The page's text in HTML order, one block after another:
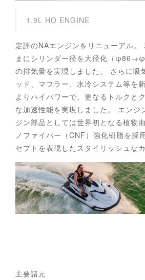
1.9L HO ENGINE
定評のNAエンジンをリニューアル。
まにシリンダー径を大径化（
の排気量を実現しました。 さらに吸
ッド、マフラー、水冷システム等を
よりハイパワーで、更なるトルクと
な加速性能を実現しました。 エンジ
ジン部品としては世界初となる植物
ノファイバー（CNF）強化樹脂を採
セプトを表現したスタイリッシュなカ
主要諸元